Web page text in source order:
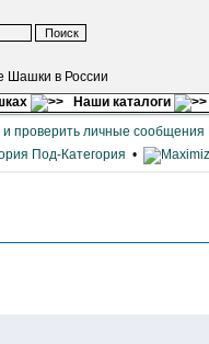
Шашки в России
Наши каталоги
Под-Категория •